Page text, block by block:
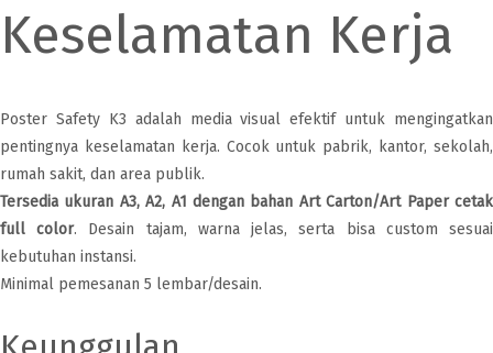
Keselamatan Kerja
Poster Safety K3 adalah media visual efektif untuk mengingatkan
pentingnya keselamatan kerja. Cocok untuk pabrik, kantor, sekolah,
rumah sakit, dan area publik.
Tersedia ukuran A3, A2, A1 dengan bahan Art Carton/Art Paper cetak
full color. Desain tajam, warna jelas, serta bisa custom sesuai
kebutuhan instansi.
Minimal pemesanan 5 lembar/desain.